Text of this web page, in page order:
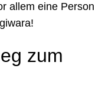
allem eine Person
zum